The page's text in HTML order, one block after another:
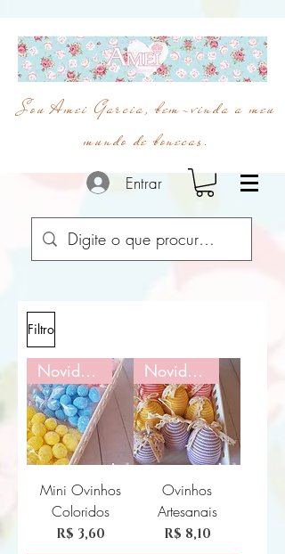
Sou Amei Garcia, bem-vinda a meu
mundo de bonecas.
Entrar
Filtro
Novidade
Mini Ovinhos
Coloridos
Preço
R$ 3,60
Novidade
Ovinhos
Artesanais
Preço
R$ 8,10